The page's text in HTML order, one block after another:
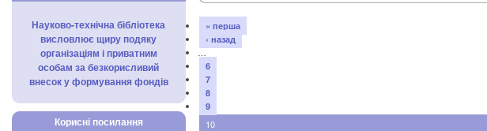
Науково-технічна бібліотека
висловлює щиру подяку
організаціям і приватним
особам за безкорисливий
внесок у формування фондів
Корисні посилання
« перша
‹ назад
…
6
7
8
9
10